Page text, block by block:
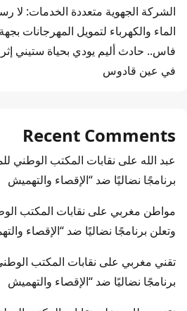
الشركة الجهوية متعددة الخدمات: لا
الماء والكهرباء لتمويل المهرجانات
فاس.. حادث أليم يودي بحياة ستيني
في عين قادوس
Recent Comments
عبد الله على نقابات المكتب الوطني
برنامجًا نضاليًا ضد “الإقصاء والتهميش
مواطن مغربي على نقابات المكتب
وتعلن برنامجًا نضاليًا ضد “الإقصاء
تقني مغربي على نقابات المكتب
برنامجًا نضاليًا ضد “الإقصاء والتهميش